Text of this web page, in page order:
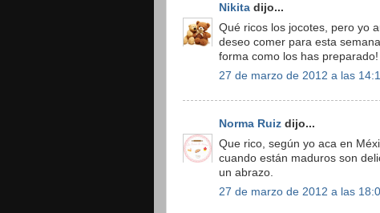
Nikita dijo...
Qué ricos los jocotes, pero yo
deseo comer para esta
forma como los has preparado!
27 de marzo de 2012 a las
Norma Ruiz dijo...
Que rico, según yo aca en
cuando están maduros son
un abrazo.
27 de marzo de 2012 a las